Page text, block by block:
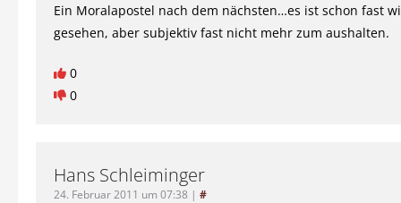
Ein Moralapostel nach dem nächsten…es ist schon fast
gesehen, aber subjektiv fast nicht mehr zum aushalten.
0
0
Hans Schleiminger
24. Februar 2011 um 07:38 | #